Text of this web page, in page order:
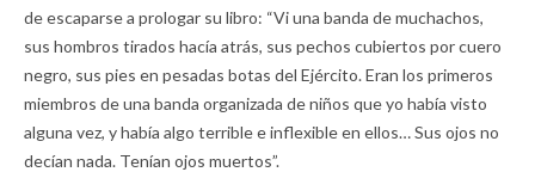
de escaparse a prologar su libro: “Vi una banda de muchachos,
sus hombros tirados hacía atrás, sus pechos cubiertos por cuero
negro, sus pies en pesadas botas del Ejército. Eran los primeros
miembros de una banda organizada de niños que yo había visto
alguna vez, y había algo terrible e inflexible en ellos… Sus ojos no
decían nada. Tenían ojos muertos”.